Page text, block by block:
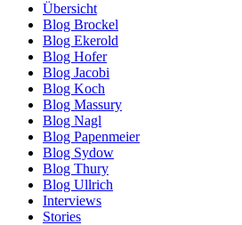
Übersicht
Blog Brockel
Blog Ekerold
Blog Hofer
Blog Jacobi
Blog Koch
Blog Massury
Blog Nagl
Blog Papenmeier
Blog Sydow
Blog Thury
Blog Ullrich
Interviews
Stories